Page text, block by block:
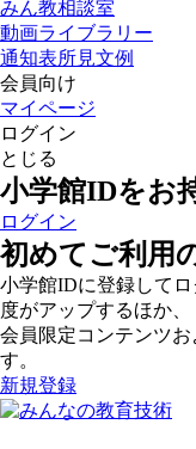
みん教相談室
動画ライブラリー
通知表所見文例
会員向け
マイページ
ログイン
とじる
小学館IDをお
ログイン
初めてご利用
小学館IDに登録して
度がアップするほか、
会員限定コンテンツ
す。
新規登録